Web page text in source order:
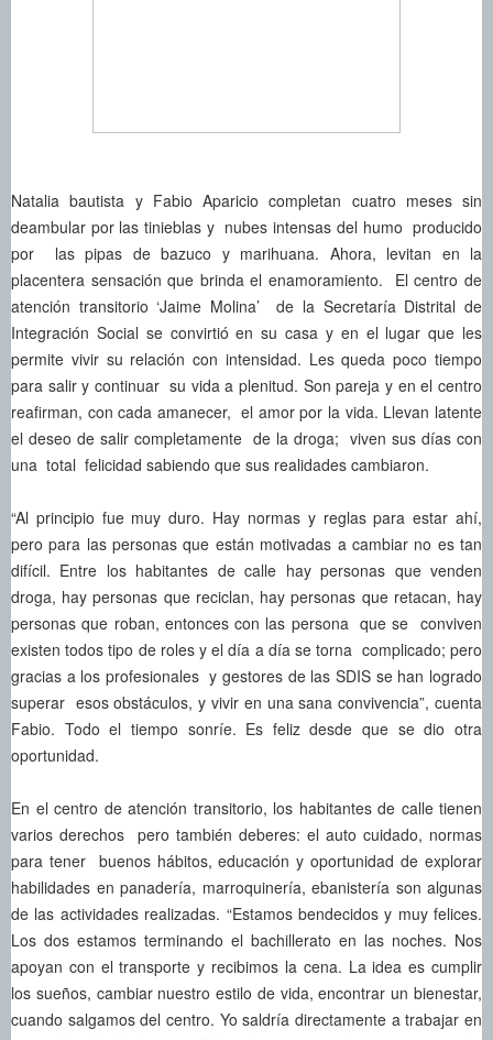
Natalia bautista y Fabio Aparicio completan cuatro meses sin
deambular por las tinieblas y nubes intensas del humo producido
por las pipas de bazuco y marihuana. Ahora, levitan en la
placentera sensación que brinda el enamoramiento. El centro de
atención transitorio ‘Jaime Molina’ de la Secretaría Distrital de
Integración Social se convirtió en su casa y en el lugar que les
permite vivir su relación con intensidad. Les queda poco tiempo
para salir y continuar su vida a plenitud. Son pareja y en el centro
reafirman, con cada amanecer, el amor por la vida. Llevan latente
el deseo de salir completamente de la droga; viven sus días con
una total felicidad sabiendo que sus realidades cambiaron.
“Al principio fue muy duro. Hay normas y reglas para estar ahí,
pero para las personas que están motivadas a cambiar no es tan
difícil. Entre los habitantes de calle hay personas que venden
droga, hay personas que reciclan, hay personas que retacan, hay
personas que roban, entonces con las persona que se conviven
existen todos tipo de roles y el día a día se torna complicado; pero
gracias a los profesionales y gestores de las SDIS se han logrado
superar esos obstáculos, y vivir en una sana convivencia”, cuenta
Fabio. Todo el tiempo sonríe. Es feliz desde que se dio otra
oportunidad.
En el centro de atención transitorio, los habitantes de calle tienen
varios derechos pero también deberes: el auto cuidado, normas
para tener buenos hábitos, educación y oportunidad de explorar
habilidades en panadería, marroquinería, ebanistería son algunas
de las actividades realizadas. “Estamos bendecidos y muy felices.
Los dos estamos terminando el bachillerato en las noches. Nos
apoyan con el transporte y recibimos la cena. La idea es cumplir
los sueños, cambiar nuestro estilo de vida, encontrar un bienestar,
cuando salgamos del centro. Yo saldría directamente a trabajar en